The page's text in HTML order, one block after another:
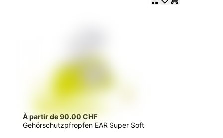
À partir de 90.00 CHF
Gehörschutzpfropfen EAR Super Soft